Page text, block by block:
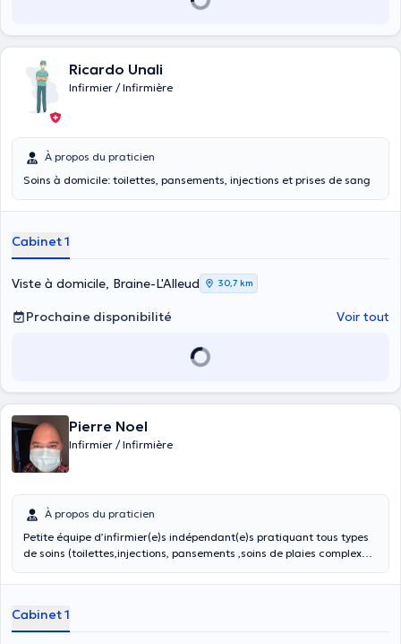
Ricardo Unali
Infirmier / Infirmière
À propos du praticien
Soins à domicile: toilettes, pansements, injections et prises de sang
Cabinet 1
Viste à domicile, Braine-L'Alleud 30,7 km
Prochaine disponibilité Voir tout
Pierre Noel
Infirmier / Infirmière
À propos du praticien
Petite équipe d’infirmier(e)s indépendant(e)s pratiquant tous types
de soins (toilettes,injections, pansements ,soins de plaies complexes,
Cabinet 1